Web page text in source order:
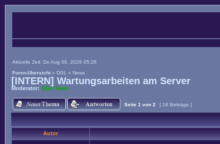
Aktuelle Zeit: Do Aug 06, 2026 05:26
Foren-Übersicht » DGL » News
[INTERN] Wartungsarbeiten am Server
Moderator: DGL-Team
Seite 1 von 2 [ 16 Beiträge ]
Autor